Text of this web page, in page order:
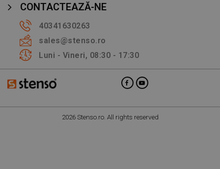
CONTACTEAZĂ-NE
40341630263
sales@stenso.ro
Luni - Vineri, 08:30 - 17:30
2026 Stenso.ro. All rights reserved